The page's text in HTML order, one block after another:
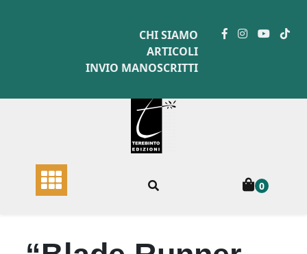
CHI SIAMO
ARTICOLI
INVIO MANOSCRITTI
0